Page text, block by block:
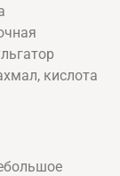
кислота